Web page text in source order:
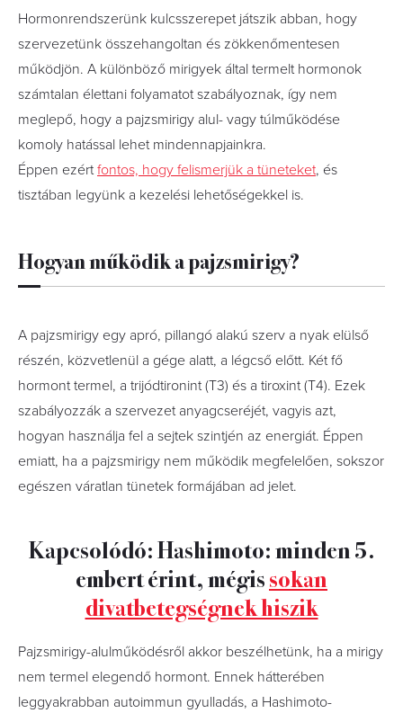
Hormonrendszerünk kulcsszerepet játszik abban, hogy
szervezetünk összehangoltan és zökkenőmentesen
működjön. A különböző mirigyek által termelt hormonok
számtalan élettani folyamatot szabályoznak, így nem
meglepő, hogy a pajzsmirigy alul- vagy túlműködése
komoly hatással lehet mindennapjainkra.
Éppen ezértfontos, hogy felismerjük a tüneteket, és
tisztában legyünk a kezelési lehetőségekkel is.
Hogyan működik a pajzsmirigy?
A pajzsmirigy egy apró, pillangó alakú szerv a nyak elülső
részén, közvetlenül a gége alatt, a légcső előtt. Két fő
hormont termel, a trijódtironint (T3) és a tiroxint (T4). Ezek
szabályozzák a szervezet anyagcseréjét, vagyis azt,
hogyan használja fel a sejtek szintjén az energiát. Éppen
emiatt, ha a pajzsmirigy nem működik megfelelően, sokszor
egészen váratlan tünetek formájában ad jelet.
Kapcsolódó: Hashimoto: minden 5.
embert érint, mégissokan
divatbetegségnek hiszik
Pajzsmirigy-alulműködésről akkor beszélhetünk, ha a mirigy
nem termel elegendő hormont. Ennek hátterében
leggyakrabban autoimmun gyulladás, a Hashimoto-